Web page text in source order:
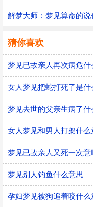
解梦大师：梦见算命的
猜你喜欢
梦见已故亲人再次病危什
女人梦见把蛇打死了是什
梦见去世的父亲生病了什
女人梦见和男人打架什么
梦见已故亲人又死一次意
梦见别人钓鱼什么意思
孕妇梦见被狗追着咬什么